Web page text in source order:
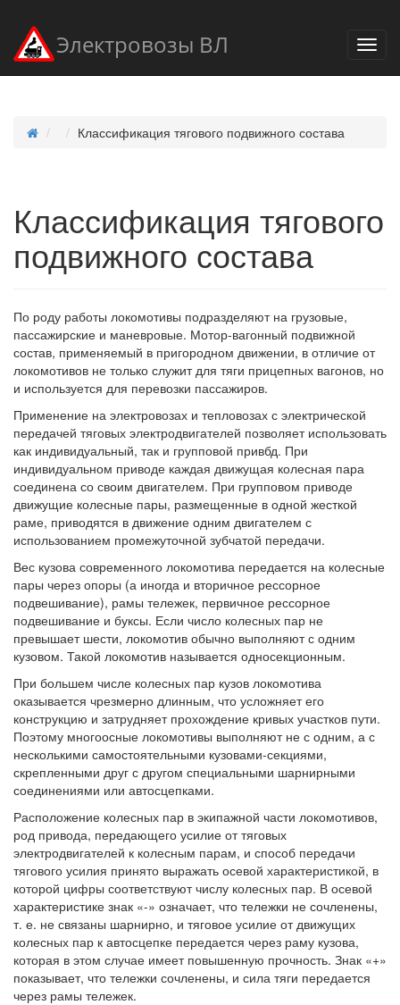
Электровозы ВЛ
Классификация тягового подвижного состава
Классификация тягового
подвижного состава
По роду работы локомотивы подразделяют на грузовые,
пассажирские и маневровые. Мотор-вагонный подвижной
состав, применяемый в пригородном движении, в отличие от
локомотивов не только служит для тяги прицепных вагонов, но
и используется для перевозки пассажиров.
Применение на электровозах и тепловозах с электрической
передачей тяговых электродвигателей позволяет использовать
как индивидуальный, так и групповой привбд. При
индивидуальном приводе каждая движущая колесная пара
соединена со своим двигателем. При групповом приводе
движущие колесные пары, размещенные в одной жесткой
раме, приводятся в движение одним двигателем с
использованием промежуточной зубчатой передачи.
Вес кузова современного локомотива передается на колесные
пары через опоры (а иногда и вторичное рессорное
подвешивание), рамы тележек, первичное рессорное
подвешивание и буксы. Если число колесных пар не
превышает шести, локомотив обычно выполняют с одним
кузовом. Такой локомотив называется односекционным.
При большем числе колесных пар кузов локомотива
оказывается чрезмерно длинным, что усложняет его
конструкцию и затрудняет прохождение кривых участков пути.
Поэтому многоосные локомотивы выполняют не с одним, а с
несколькими самостоятельными кузовами-секциями,
скрепленными друг с другом специальными шарнирными
соединениями или автосцепками.
Расположение колесных пар в экипажной части локомотивов,
род привода, передающего усилие от тяговых
электродвигателей к колесным парам, и способ передачи
тягового усилия принято выражать осевой характеристикой, в
которой цифры соответствуют числу колесных пар. В осевой
характеристике знак «-» означает, что тележки не сочленены,
т. е. не связаны шарнирно, и тяговое усилие от движущих
колесных пар к автосцепке передается через раму кузова,
которая в этом случае имеет повышенную прочность. Знак «+»
показывает, что тележки сочленены, и сила тяги передается
через рамы тележек.